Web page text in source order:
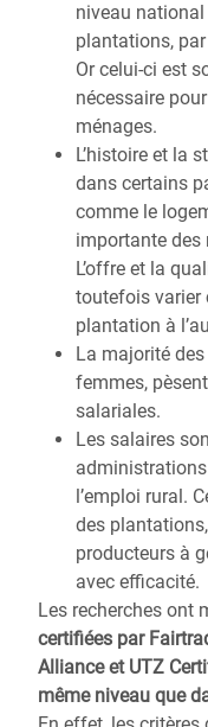
niveau
plantations,
Or celui-ci est
nécessaire
ménages.
L’histoire et la
dans certains
comme le
importante des
L’offre et la
toutefois varier
plantation à
La majorité
femmes,
salariales.
Les salaires
l’emploi rural.
des
producteurs à
avec efficacité.
Les recherches ont
certifiées par
Alliance et UTZ
même niveau que